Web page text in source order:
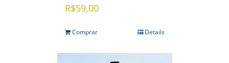
R$59,00
Comprar Details